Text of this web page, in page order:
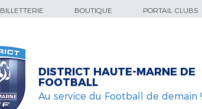
BILLETTERIE BOUTIQUE PORTAIL CLUBS
DISTRICT HAUTE-MARNE DE
FOOTBALL
Au service du Football de demain !